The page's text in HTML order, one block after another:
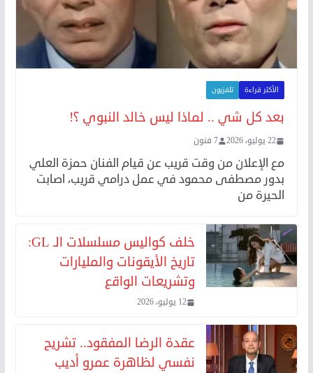
الأكثر قراءة تلفزيون
بعد كل شي .. لماذا ليس خالد النبوي ؟!
22 يوليو، 2026 7 فنون
مع الإعلان من وقت قريب عن قيام الفنان حمزة العلي
بدور مصطفى محمود في عمل درامي قريب، اصابت
الحيرة من
خلف كواليس مسلسلات الـ GL:
تاريخ الأيقونات والمليارات
وتشريعات الواقع
12 يوليو، 2026
عقدة الرضا المفقود.. تشريح
نفسي لظاهرة عمرو أديب